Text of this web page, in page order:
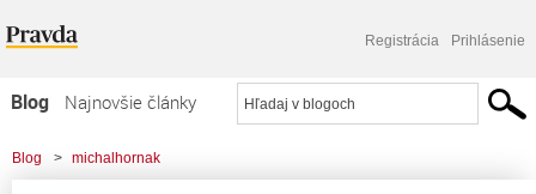
Registrácia Prihlásenie
Blog
Najnovšie články
Najčítanejšie články
Blog > michalhornak